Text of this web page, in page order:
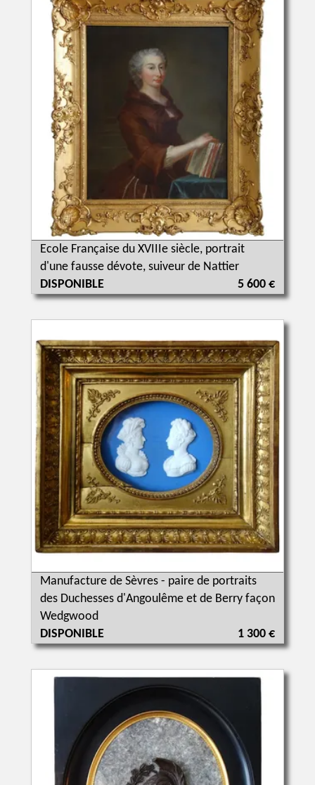
Ecole Française du XVIIIe siècle, portrait
d'une fausse dévote, suiveur de Nattier
DISPONIBLE
5 600 €
Manufacture de Sèvres - paire de portraits
des Duchesses d'Angoulême et de Berry façon
Wedgwood
DISPONIBLE
1 300 €